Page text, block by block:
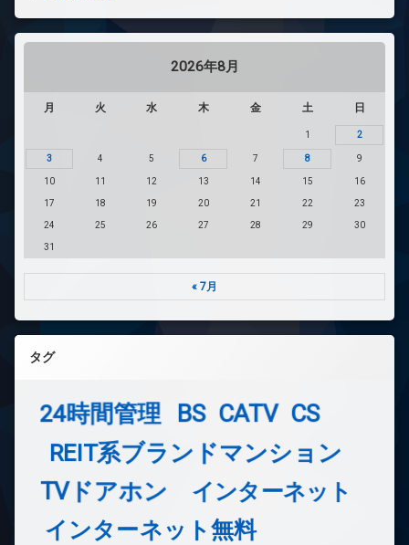
2026年8月
月 火 水 木 金 土 日
1 2
3 4 5 6 7 8 9
10 11 12 13 14 15 16
17 18 19 20 21 22 23
24 25 26 27 28 29 30
31
« 7月
タグ
24時間管理 BS CATV CS
REIT系ブランドマンション
TVドアホン インターネット
インターネット無料